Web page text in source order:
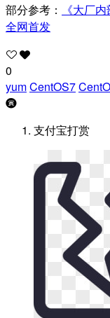
部分参考：
《大厂
全网首发
0
yumCentOS7
支付宝打赏